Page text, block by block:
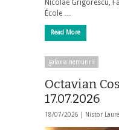
Nicolae Grigorescu,
École …
Read More
galaxia nemuririi
Octavian
17.07.2026
18/07/2026 | Nistor